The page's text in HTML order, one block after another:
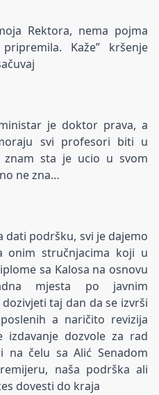
Rektora, nema pojma
Kaže” kršenje
je doktor prava, a
svi profesori biti u
sta je ucio u svom
ne zna…
dati podršku, svi je dajemo
stručnjacima koji u
sa Kalosa na osnovu
mjesta po javnim
taj dan da se izvrši
a naričito revizija
dozvole za rad
na čelu sa Alić Senadom
naša podrška ali
dovesti do kraja